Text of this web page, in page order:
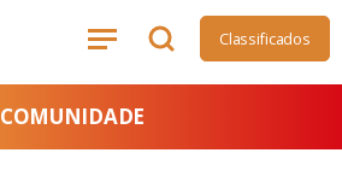
Classificados
COMUNIDADE